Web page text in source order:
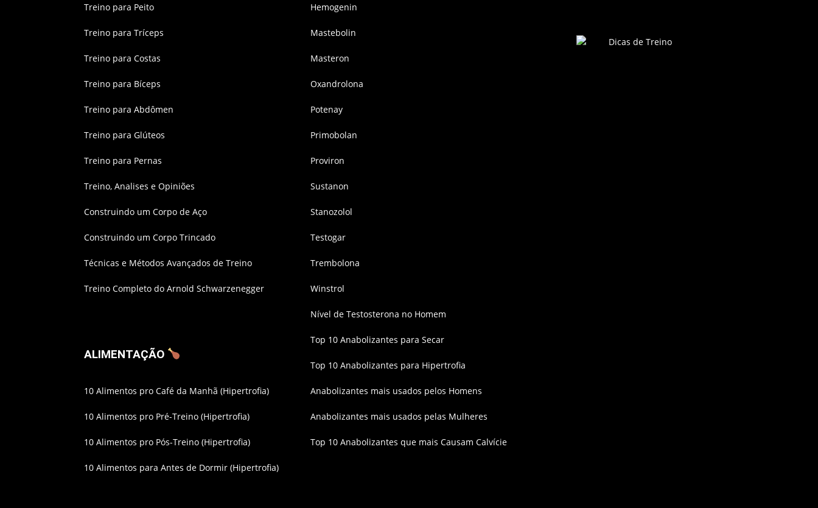
Treino para Peito
Treino para Tríceps
Treino para Costas
Treino para Bíceps
Treino para Abdômen
Treino para Glúteos
Treino para Pernas
Treino, Analises e Opiniões
Construindo um Corpo de Aço
Construindo um Corpo Trincado
Técnicas e Métodos Avançados de Treino
Treino Completo do Arnold Schwarzenegger
ALIMENTAÇÃO
10 Alimentos pro Café da Manhã (Hipertrofia)
10 Alimentos pro Pré-Treino (Hipertrofia)
10 Alimentos pro Pós-Treino (Hipertrofia)
10 Alimentos para Antes de Dormir (Hipertrofia)
Hemogenin
Mastebolin
Masteron
Oxandrolona
Potenay
Primobolan
Proviron
Sustanon
Stanozolol
Testogar
Trembolona
Winstrol
Nível de Testosterona no Homem
Top 10 Anabolizantes para Secar
Top 10 Anabolizantes para Hipertrofia
Anabolizantes mais usados pelos Homens
Anabolizantes mais usados pelas Mulheres
Top 10 Anabolizantes que mais Causam Calvície